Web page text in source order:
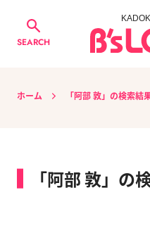
SEARCH
ホーム 「阿部 敦」の検索結
「阿部 敦」の